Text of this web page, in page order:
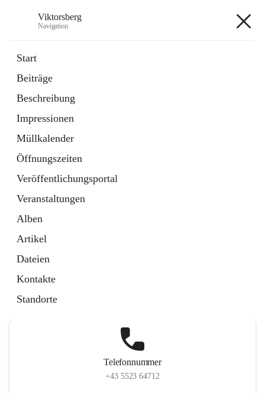
Viktorsberg
Navigation
Start
Beiträge
Beschreibung
Impressionen
Müllkalender
Öffnungszeiten
Veröffentlichungsportal
Veranstaltungen
Alben
Artikel
Dateien
Kontakte
Standorte
1 Schnellzugriff
Bürgerservice
10 Schnellzugriffe
Telefonnummer
+43 5523 64712